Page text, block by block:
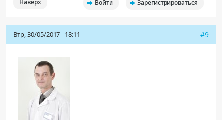
Наверх Войти Зарегистрироваться
Втр, 30/05/2017 - 18:11 #9